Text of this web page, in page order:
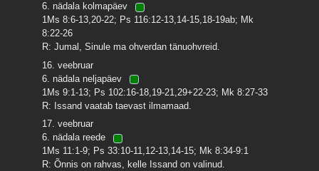
6. nädala kolmapäev
1Ms 8:6-13,20-22; Ps 116:12-13,14-15,18-19ab; Mk
8:22-26
R: Jumal, Sinule ma ohverdan tänuohvreid.
16. veebruar
6. nädala neljapäev
1Ms 9:1-13; Ps 102:16-18,19-21,29+22-23; Mk 8:27-33
R: Issand vaatab taevast ilmamaad.
17. veebruar
6. nädala reede
1Ms 11:1-9; Ps 33:10-11,12-13,14-15; Mk 8:34-9:1
R: Õnnis on rahvas, kelle Issand on valinud.